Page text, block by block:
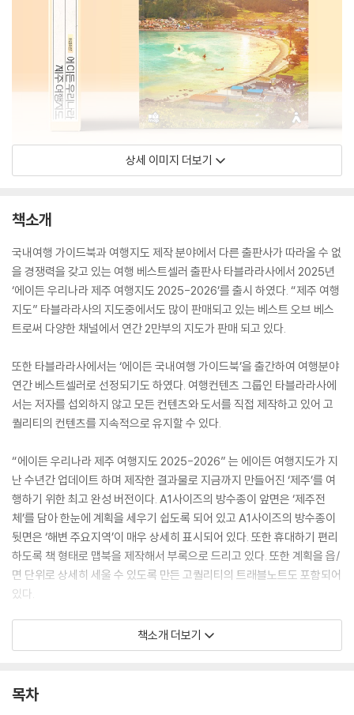
상세 이미지 더보기
책소개
국내여행 가이드북과 여행지도 제작 분야에서 다른 출판사가 따라올 수 없
을 경쟁력을 갖고 있는 여행 베스트셀러 출판사 타블라라사에서 2025년
‘에이든 우리나라 제주 여행지도 2025-2026’를 출시 하였다. “제주 여행
지도” 타블라라사의 지도중에서도 많이 판매되고 있는 베스트 오브 베스
트로써 다양한 채널에서 연간 2만부의 지도가 판매 되고 있다.
또한 타블라라사에서는 ‘에이든 국내여행 가이드북’을 출간하여 여행분야
연간 베스트셀러로 선정되기도 하였다. 여행컨텐츠 그룹인 타블라라사에
서는 저자를 섭외하지 않고 모든 컨텐츠와 도서를 직접 제작하고 있어 고
퀄리티의 컨텐츠를 지속적으로 유지할 수 있다.
“에이든 우리나라 제주 여행지도 2025-2026” 는 에이든 여행지도가 지
난 수년간 업데이트 하며 제작한 결과물로 지금까지 만들어진 ‘제주’를 여
행하기 위한 최고 완성 버전이다. A1사이즈의 방수종이 앞면은 ‘제주전
체’를 담아 한눈에 계획을 세우기 쉽도록 되어 있고 A1사이즈의 방수종이
뒷면은 ‘해변 주요지역’이 매우 상세히 표시되어 있다. 또한 휴대하기 편리
하도록 책 형태로 맵북을 제작해서 부록으로 드리고 있다. 또한 계획을 읍/
면 단위로 상세히 세울 수 있도록 만든 고퀄리티의 트래블노트도 포함되어
있다.
이 지도 하나 만으로도 여행계획을 짜고 여행중 이용 하기에 충분하다. 기
존 가이드북은 무거운 짐일 뿐이다. 아날로그는 진부한 것이고 아날로그는
향하고 있지만 현재는 아날로그 방식의 여행정보 제공 방법을 고수하고 있
책소개 더보기
목차